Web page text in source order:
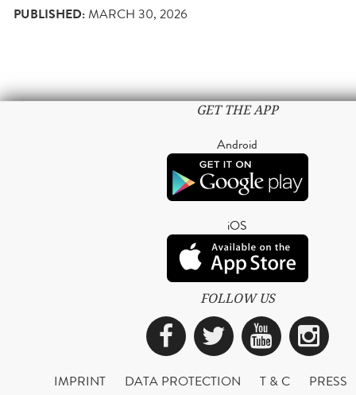
PUBLISHED:MARCH 30, 2026
GET THE APP
Android
iOS
FOLLOW US
Facebook
Twitter
IMPRINT DATA PROTECTION T & C
PRESS